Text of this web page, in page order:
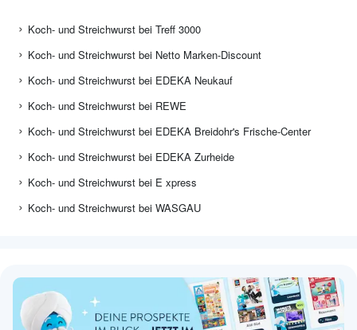
Koch- und Streichwurst bei Treff 3000
Koch- und Streichwurst bei Netto Marken-Discount
Koch- und Streichwurst bei EDEKA Neukauf
Koch- und Streichwurst bei REWE
Koch- und Streichwurst bei EDEKA Breidohr's Frische-Center
Koch- und Streichwurst bei EDEKA Zurheide
Koch- und Streichwurst bei E xpress
Koch- und Streichwurst bei WASGAU